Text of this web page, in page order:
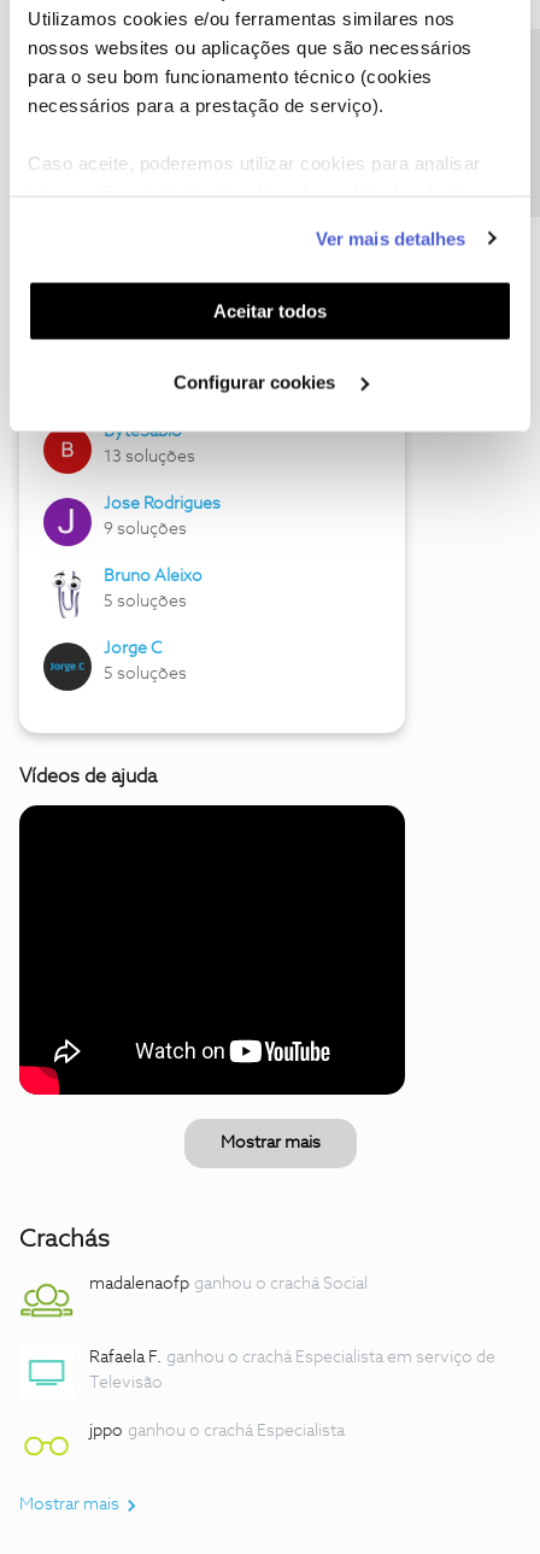
Utilizamos cookies e/ou ferramentas similares nos
nossos websites ou aplicações que são necessários
para o seu bom funcionamento técnico (cookies
necessários para a prestação de serviço).
Caso aceite, poderemos utilizar cookies para analisar
funcionalidades (cookies de personalização e
funcionalidade) e adaptar anúncios aos seus interesses
(cookies de publicidade personalizada). Pode gerir a
utilização dos cookies clicando em "Configurar
Ver mais detalhes
Aceitar todos
Configurar cookies
Descubra as novidades de julho
Hall of Fame de julho
17 soluções
ByteSábio
13 soluções
Jose Rodrigues
9 soluções
Bruno Aleixo
5 soluções
Jorge C
5 soluções
Vídeos de ajuda
Mostrar mais
Crachás
madalenaofp ganhou o crachá Social
Rafaela F. ganhou o crachá Especialista em serviço de
Televisão
jppo ganhou o crachá Especialista
Mostrar mais